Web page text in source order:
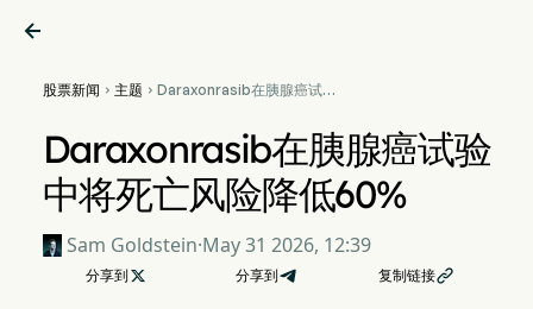

股票新闻  主题  Daraxonrasib在胰腺癌试验
Daraxonrasib在胰腺癌试验
中将死亡风险降低60%
Sam Goldstein·May 31 2026, 12:39
分享到  分享到 复制链接